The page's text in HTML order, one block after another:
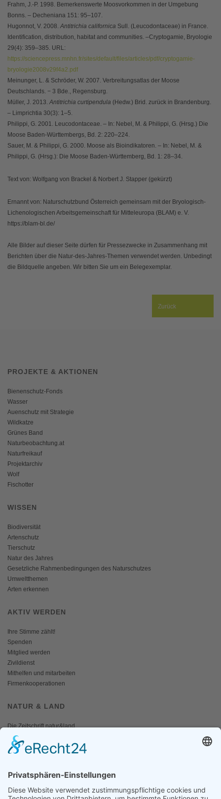
Frahm, J.-P. 1998. Bemerkenswerte Moosvorkommen in der Umgebung
Bonns. ‒ Decheniana 151: 95‒107.
Hugonnot, V. 2008.Antitrichia californica Sull. (Leucodontaceae) in France.
Identification, distribution, habitat and communities. ‒Cryptogamie, Bryologie
29(4): 359‒385. URL:
https://sciencepress.mnhn.fr/sites/default/files/articles/pdf/cryptogamie-
bryologie2008v29f4a2.pdf
Meinunger, L. & Schröder, W. 2007. Verbreitungsatlas der Moose
Deutschlands. − 3 Bde., Regensburg.
Müller, J. 2013.Antitrichia curtipendula (Hedw.) Brid. zurück in Brandenburg.
‒ Limprichtia 30(3): 1‒5.
Philippi, G. 2001. Leucodontaceae. – In: Nebel, M. & Philippi, G. (Hrsg.) Die
Moose Baden-Württembergs, Bd. 2: 220‒224.
Sauer, M. & Philippi, G. 2000. Moose als Bioindikatoren. – In: Nebel, M. &
Philippi, G. (Hrsg.): Die Moose Baden-Württemberg, Bd. 1: 28‒34.
Text von: Wolfgang von Brackel & Norbert J. Stapper (gekürzt)
Ernannt von: Naturschutzbund Österreich gemeinsam mit der Bryologisch-
Lichenologischen Arbeitsgemeinschaft für Mitteleuropa (BLAM) e. V.
https://blam-bl.de/
Alle Bilder auf dieser Seite dürfen für Pressezwecke in Zusammenhang mit
Berichten über die Natur-des-Jahres-Themen verwendet werden. Unbedingt
die Bildquelle angeben. Wir bitten Sie um ein Belegexemplar.
Zurück
PROJEKTE & AKTIONEN
Bienenschutz-Fonds
Wasser
Auenschutz mit Strategie
Wildkatze
Grünes Band
Naturbeobachtung.at
Naturfreikauf
Projektarchiv
Wolf
Fischotter
WISSEN
Biodiversität
Artenschutz
Tierschutz
Natur des Jahres
Gesetzliche Rahmenbedingungen des Naturschutzes
Umweltthemen
Arten erkennen
AKTIV WERDEN
Ihre Stimme zählt!
Spenden
Mitglied werden
Zivildienst
Mithelfen und mitarbeiten
Firmenkooperationen
NATUR & LAND
Die Zeitschrift natur&land
Archiv
Mediadaten
Fotos und Logos